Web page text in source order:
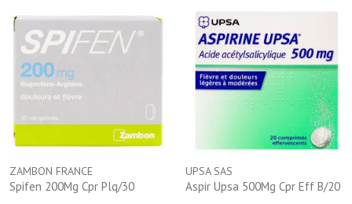
ZAMBON FRANCE
Spifen 200Mg Cpr Plq/30
UPSA SAS
Aspir Upsa 500Mg Cpr Eff B/20